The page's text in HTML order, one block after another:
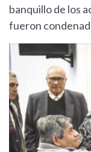
banquillo de los
fueron